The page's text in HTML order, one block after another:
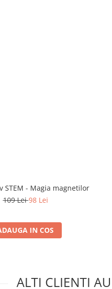
STEM - Magia magnetilor
109 Lei98 Lei
IN COS
ALTI CLIENTI